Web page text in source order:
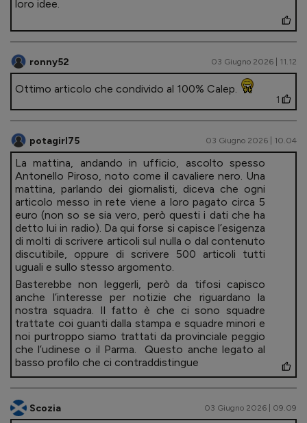
loro idee.
ronny52 03 Giugno 2026 | 11.12
Ottimo articolo che condivido al 100% Calep.
1
potagirl75 03 Giugno 2026 | 10.04
La mattina, andando in ufficio, ascolto spesso
Antonello Piroso, noto come il cavaliere nero. Una
mattina, parlando dei giornalisti, diceva che ogni
articolo messo in rete viene a loro pagato circa 5
euro (non so se sia vero, però questi i dati che ha
detto lui in radio). Da qui forse si capisce l’esigenza
di molti di scrivere articoli sul nulla o dal contenuto
discutibile, oppure di scrivere 500 articoli tutti
uguali e sullo stesso argomento.
Basterebbe non leggerli, però da tifosi capisco
anche l’interesse per notizie che riguardano la
nostra squadra. Il fatto è che ci sono squadre
trattate coi guanti dalla stampa e squadre minori e
noi purtroppo siamo trattati da provinciale peggio
che l’udinese o il Parma. Questo anche legato al
basso profilo che ci contraddistingue
Scozia 03 Giugno 2026 | 09.09